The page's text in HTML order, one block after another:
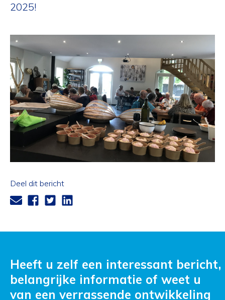
2025!
Deel dit bericht
Heeft u zelf een interessant bericht,
belangrijke informatie of weet u
van een verrassende ontwikkeling